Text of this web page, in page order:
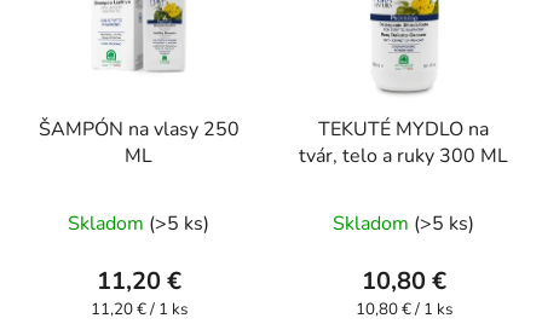
ŠAMPÓN na vlasy 250
ML
hodnotenie
produktu
je
Skladom (>5 ks)
11,20 €
Jednotková
11,20 € / 1 ks
TEKUTÉ MYDLO na
tvár, telo a ruky 300 ML
Skladom (>5 ks)
10,80 €
Jednotková
10,80 € / 1 ks